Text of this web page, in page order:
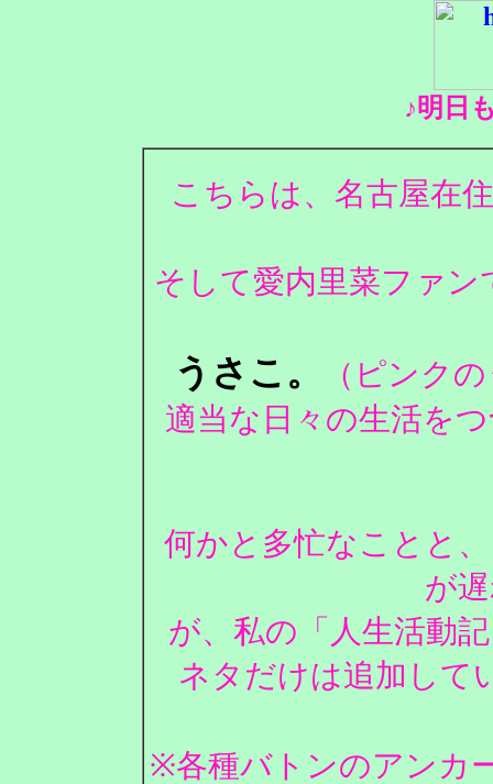
♪明日
こちらは、名古屋在
そして愛内里菜ファン
うさこ。
（ピンク
適当な日々の生活を
何かと多忙なことと
が
が、私の「人生活動
ネタだけは追加して
※各種バトンのアンカ